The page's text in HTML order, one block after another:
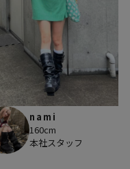
nami
160cm
本社スタッフ